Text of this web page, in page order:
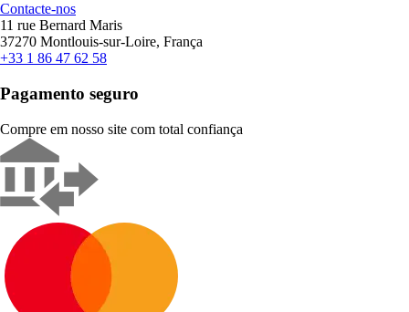
Contacte-nos
11 rue Bernard Maris
37270 Montlouis-sur-Loire, França
+33 1 86 47 62 58
Pagamento seguro
Compre em nosso site com total confiança